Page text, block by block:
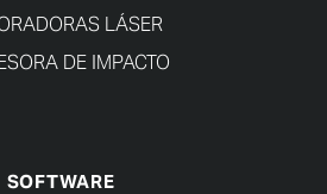
LÁSER
DE IMPACTO
SOFTWARE